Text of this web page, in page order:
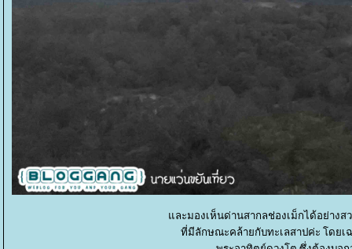
ละมองเห็นด่านสากลช่องเม็กได้อย่างสว
ที่มีลักษณะคล้ายกับทะเลสาปค่ะ โดยเ